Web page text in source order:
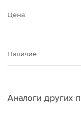
Цена:
Наличие:
Аналоги других